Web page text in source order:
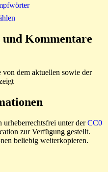
Kommentare
dem aktuellen sowie der
unter derCC0
zur Verfügung gestellt.
beliebig weiterkopieren.